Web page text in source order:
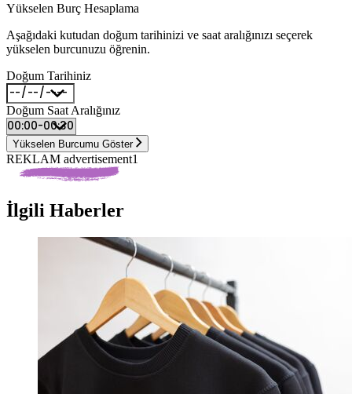
Yükselen Burç Hesaplama
Aşağıdaki kutudan doğum tarihinizi ve saat aralığınızı seçerek
yükselen burcunuzu öğrenin.
Doğum Tarihiniz
Doğum Saat Aralığınız
Yükselen Burcumu Göster
REKLAM advertisement1
İlgili Haberler